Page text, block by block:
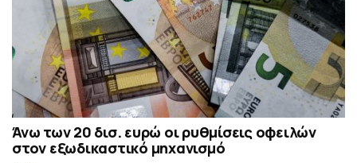
Άνω των 20 δισ. ευρώ οι ρυθμίσεις οφειλών
στον εξωδικαστικό μηχανισμό